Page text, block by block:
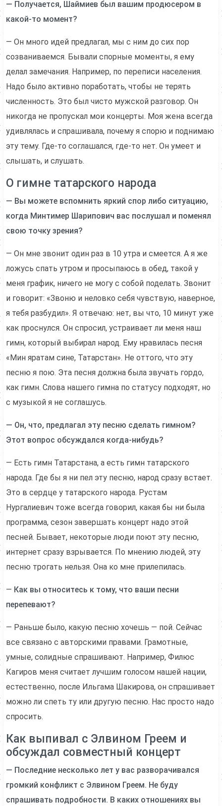
— Получается, Шаймиев был вашим продюсером в
какой-то момент?
— Он много идей предлагал, мы с ним до сих пор
созваниваемся. Бывали спорные моменты, я ему
делал замечания. Например, по переписи населения.
Надо было активно поработать, чтобы не терять
численность. Это был чисто мужской разговор. Он
никогда не пропускал мои концерты. Моя жена всегда
удивлялась и спрашивала, почему я спорю и поднимаю
эту тему. Где-то соглашался, где-то нет. Он умеет и
слышать, и слушать.
О гимне татарского народа
— Вы можете вспомнить яркий спор либо ситуацию,
когда Минтимер Шарипович вас послушал и поменял
свою точку зрения?
— Он мне звонит один раз в 10 утра и смеется. А я же
ложусь спать утром и просыпаюсь в обед, такой у
меня график, ничего не могу с собой поделать. Звонит
и говорит: «Звоню и неловко себя чувствую, наверное,
я тебя разбудил». Я отвечаю: нет, вы что, 10 минут уже
как проснулся. Он спросил, устраивает ли меня наш
гимн, который выбирал народ. Ему нравилась песня
«Мин яратам сине, Татарстан». Не оттого, что эту
песню я пою. Эта песня должна была звучать гордо,
как гимн. Слова нашего гимна по статусу подходят, но
с музыкой я не соглашусь.
— Он, что, предлагал эту песню сделать гимном?
Этот вопрос обсуждался когда-нибудь?
— Есть гимн Татарстана, а есть гимн татарского
народа. Где бы я ни пел эту песню, народ сразу встает.
Это в сердце у татарского народа. Рустам
Нургалиевич тоже всегда говорил, какая бы ни была
программа, сезон завершать концерт надо этой
песней. Бывает, некоторые люди поют эту песню,
интернет сразу взрывается. По мнению людей, эту
песню трогать нельзя. Она ко мне прилепилась.
— Как вы относитесь к тому, что ваши песни
перепевают?
— Раньше было, какую песню хочешь — пой. Сейчас
все связано с авторскими правами. Грамотные,
умные, солидные спрашивают. Например, Филюс
Кагиров меня считает лучшим голосом нашей нации,
естественно, после Ильгама Шакирова, он спрашивает
можно ли спеть ту или другую песню. Нас просто надо
спросить.
Как выпивал с Элвином Греем и
обсуждал совместный концерт
— Последние несколько лет у вас разворачивался
громкий конфликт с Элвином Греем. Не буду
спрашивать подробности. В каких отношениях вы